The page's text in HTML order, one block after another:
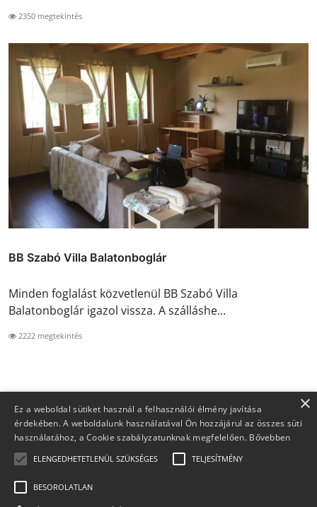
2350 megtekintés
BB Szabó Villa Balatonboglár
Minden foglalást közvetlenül BB Szabó Villa
Balatonboglár igazol vissza. A szálláshe...
2222 megtekintés
Copyright 2026 Foglaljma.hu - Minden jog fenntartva.
×
Ez a weboldal sütiket használ a felhasználói élmény javítása
érdekében. A weboldalunk használatával Ön hozzájárul az összes süti
használatához, a Cookie szabályzatunknak megfelelően. Bővebben
ELENGEDHETETLENÜL SZÜKSÉGES TELJESÍTMÉNY
BESOROLATLAN